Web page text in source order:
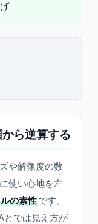
ら逆算する
や解像度の数
使い心地を左
の素性です。
とでは見え方が